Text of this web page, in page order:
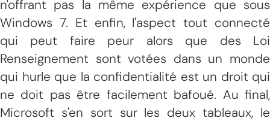
n'offrant pas la même expérience que sous
Windows 7. Et enfin, l'aspect tout connecté
qui peut faire peur alors que des Loi
Renseignement sont votées dans un monde
qui hurle que la confidentialité est un droit qui
ne doit pas être facilement bafoué. Au final,
Microsoft s'en sort sur les deux tableaux, le